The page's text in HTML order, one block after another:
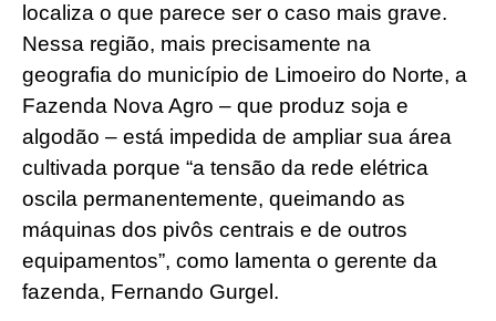
localiza o que parece ser o caso mais grave.
Nessa região, mais precisamente na
geografia do município de Limoeiro do Norte, a
Fazenda Nova Agro – que produz soja e
algodão – está impedida de ampliar sua área
cultivada porque “a tensão da rede elétrica
oscila permanentemente, queimando as
máquinas dos pivôs centrais e de outros
equipamentos”, como lamenta o gerente da
fazenda, Fernando Gurgel.